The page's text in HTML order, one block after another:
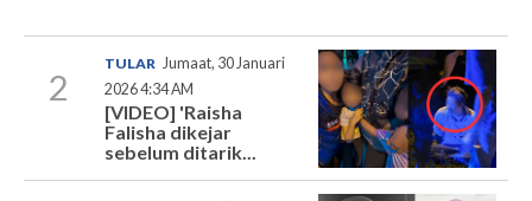
2
TULAR Jumaat, 30 Januari
2026 4:34 AM
[VIDEO] 'Raisha
Falisha dikejar
sebelum ditarik...